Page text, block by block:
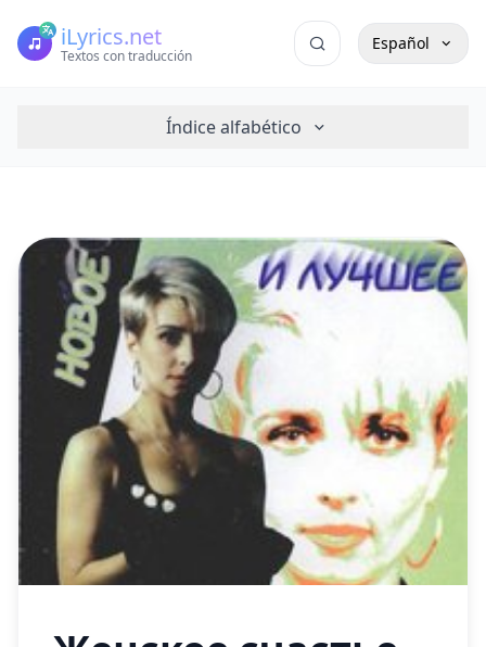
iLyrics.net
Textos con traducción
Español
Índice alfabético